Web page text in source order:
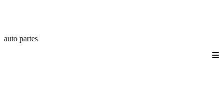
auto partes